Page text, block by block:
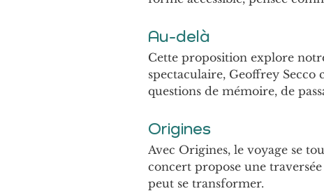
Au-delà
Cette proposition explore
spectaculaire, Geoffrey Secco
questions de mémoire, de
Origines
Avec Origines, le voyage se
concert propose une
peut se transformer.